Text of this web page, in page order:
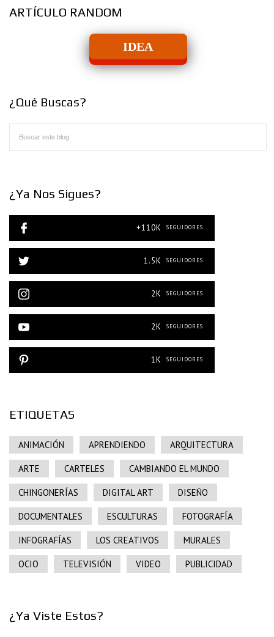
ARTÍCULO RANDOM
IDEA
¿Qué Buscas?
¿Ya Nos Sigues?
+110K SEGUIDORES
1.5K SEGUIDORES
2K SEGUIDORES
2K SEGUIDORES
1K SEGUIDORES
ETIQUETAS
ANIMACIÓN APRENDIENDO ARQUITECTURA
ARTE CARTELES CAMBIANDO EL MUNDO
CHINGONERÍAS DIGITAL ART DISEÑO
DOCUMENTALES ESCULTURAS FOTOGRAFÍA
INFOGRAFÍAS LOS CREATIVOS MURALES
OCIO TELEVISIÓN VIDEO PUBLICIDAD
¿Ya Viste Estos?